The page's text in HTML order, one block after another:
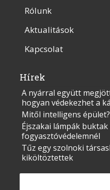
Rólunk
Aktualitások
Kapcsolat
Hírek
A nyárral együtt
hogyan védekezhet a
Mitől intelligens épület?
Éjszakai lámpák buktak
fogyasztóvédelemnél
Tűz egy szolnoki
kiköltöztettek